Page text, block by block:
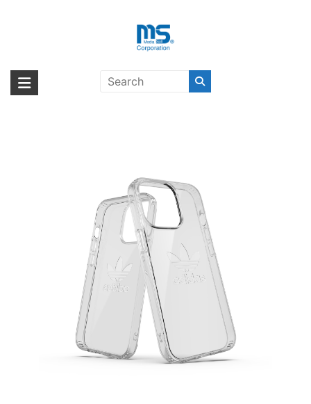
海外輸入ブランド商品｜株式会社
海外事業部が取り揃えている海外輸入商品には、日本では珍しい「海外ブ
ランド」をはじめ「ユニークな商品」「機能的な商品」「コストパフォー
Protective Clear FW21 iPhone 13